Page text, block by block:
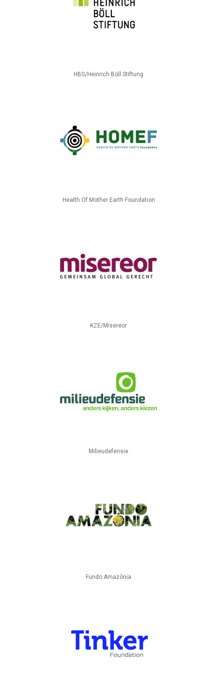
HBS/Heinrich Böll Stiftung
Health Of Mother Earth Foundation
KZE/Misereor
Milieudefensie
Fundo Amazônia